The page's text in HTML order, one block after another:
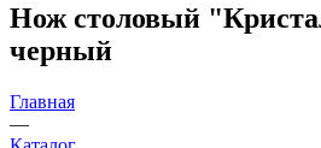
Нож столовый
черный
Главная
—